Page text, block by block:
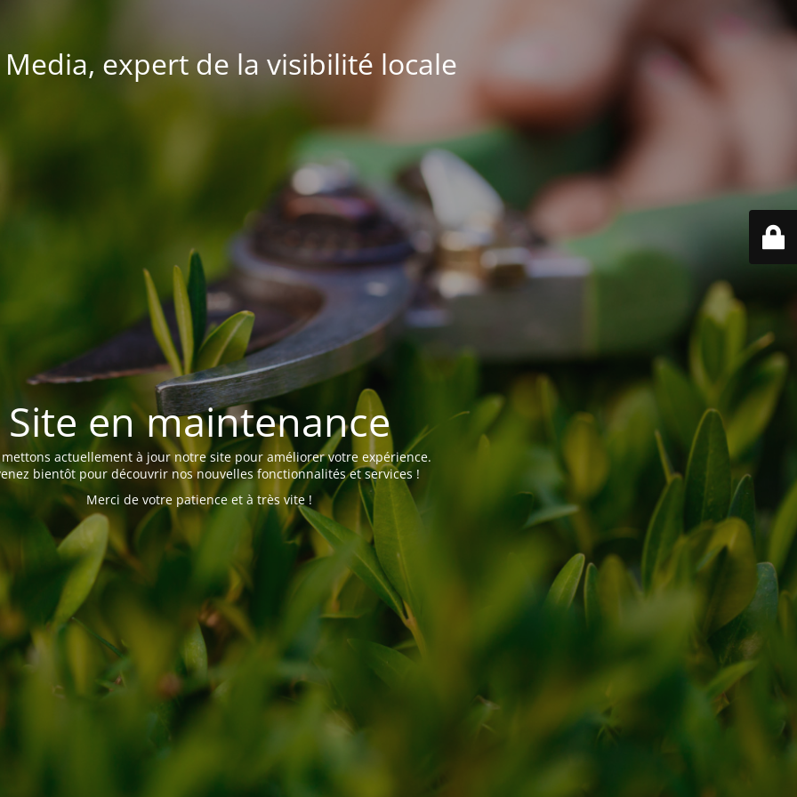
expert de la visibilité locale
Site en maintenance
actuellement à jour notre site pour améliorer votre expérience.
bientôt pour découvrir nos nouvelles fonctionnalités et services !
Merci de votre patience et à très vite !